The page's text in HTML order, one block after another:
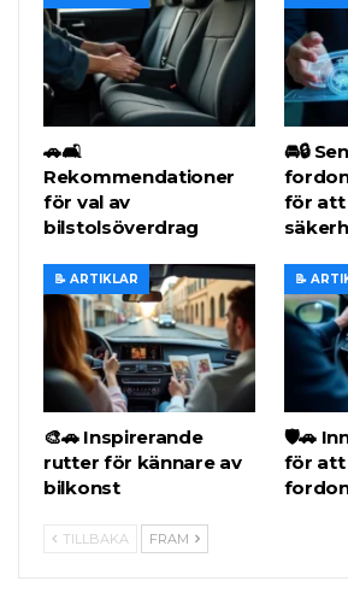
🚗🛋️
Rekommendationer
för val av
bilstolsöverdrag
🚘🔒
för att
📝 ARTIKLAR
🎨🚗 Inspirerande
rutter för kännare av
bilkonst
📝
🛡️🚗
för
TILLBAKA FRAM